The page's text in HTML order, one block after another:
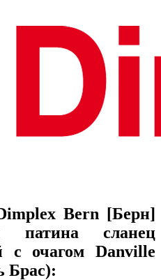
Bern [Берн]
патина сланец
с очагом Danville
Брас):